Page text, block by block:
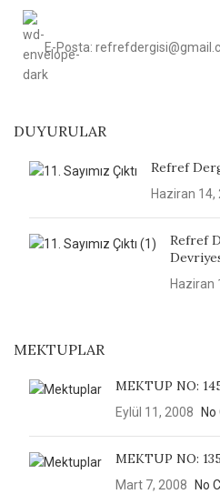
E-Posta:
DUYURULAR
Refref
Haziran 14,
Refref
Haziran
MEKTUPLAR
MEKTUP NO:
Eylül 11, 2008
MEKTUP NO: 135
Mart 7, 2008 No